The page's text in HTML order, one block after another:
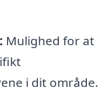
Mulighed for at
i dit område.